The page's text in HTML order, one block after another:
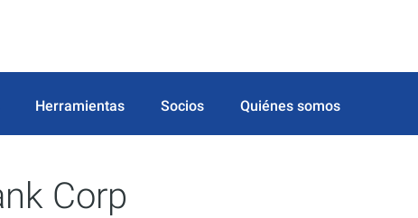
Herramientas Socios Quiénes somos
Corp